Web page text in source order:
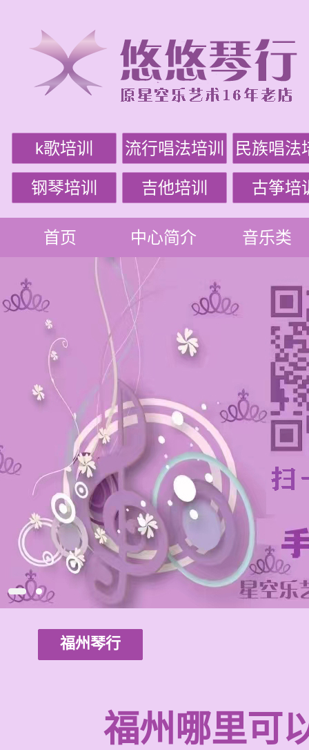
k歌培训 流行唱法培训 民族唱法
钢琴培训 吉他培训 古筝培
首页 中心简介 音乐类
福州琴行
福州哪里可